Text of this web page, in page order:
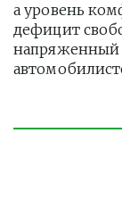
а уровень
дефицит
напряженный